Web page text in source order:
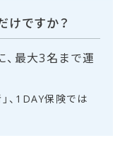
けですか？
、最大3名まで運
、1DAY保険では